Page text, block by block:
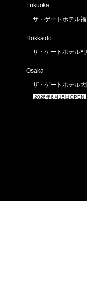
Fukuoka
ザ・ゲートホテル
Hokkaido
ザ・ゲートホテル
Osaka
ザ・ゲートホテル
2026年6月15日OPEN